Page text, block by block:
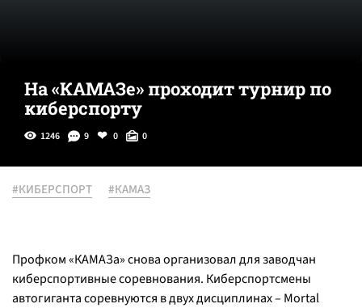
На «КАМАЗе» проходит турнир по
киберспорту
1246 9 0 0
#КИБЕРСПОРТ #КАМАЗ
Профком «КАМАЗа» снова организовал для заводчан
киберспортивные соревнования. Киберспортсмены
автогиганта соревнуются в двух дисциплинах – Mortal